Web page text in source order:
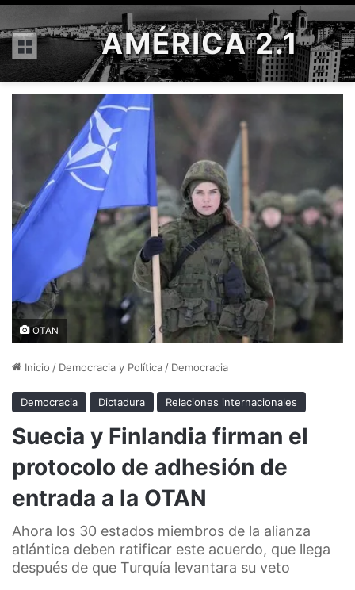
Menú AMÉRICA 2.1
OTAN
Inicio / Democracia y Política / Democracia
Democracia Dictadura Relaciones internacionales
Suecia y Finlandia firman el
protocolo de adhesión de
entrada a la OTAN
Ahora los 30 estados miembros de la alianza
atlántica deben ratificar este acuerdo, que llega
después de que Turquía levantara su veto